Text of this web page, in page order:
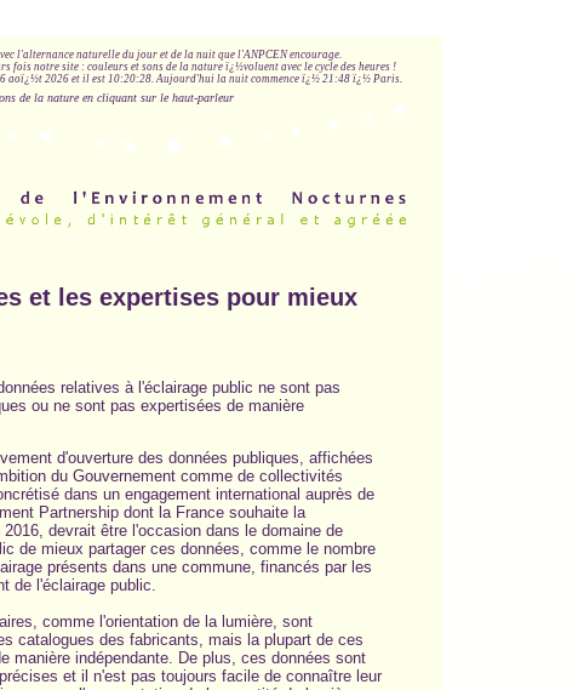
l'alternance naturelle du jour et de la nuit que l'ANPCEN encourage.
fois notre site : couleurs et sons de la nature ï¿½voluent avec le cycle des heures !
aoï¿½t 2026 et il est10:20:28.Aujourd'hui la nuit commence ï¿½ 21:48 ï¿½ Paris.
de la nature en cliquant sur le haut-parleur
et les expertises pour mieux
relatives à l'éclairage public ne sont pas
ou ne sont pas expertisées de manière
d'ouverture des données publiques, affichées
du Gouvernement comme de collectivités
dans un engagement international auprès de
Partnership dont la France souhaite la
2016, devrait être l'occasion dans le domaine de
de mieux partager ces données, comme le nombre
présents dans une commune, financés par les
de l'éclairage public.
comme l'orientation de la lumière, sont
catalogues des fabricants, mais la plupart de ces
manière indépendante. De plus, ces données sont
et il n'est pas toujours facile de connaître leur